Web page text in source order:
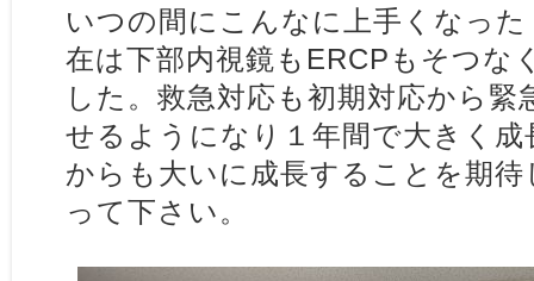
いつの間にこんなに上手くなっ
在は下部内視鏡もERCPもそつな
した。救急対応も初期対応から
せるようになり１年間で大きく
からも大いに成長することを期
って下さい。